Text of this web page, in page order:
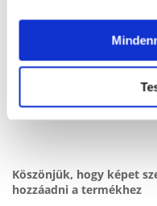
Köszönjük, hogy képet
hozzáadni a termékhez